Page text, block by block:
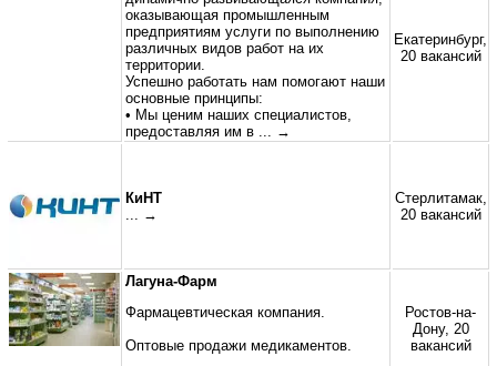
оказывающая промышленным
предприятиям услуги по выполнению
различных видов работ на их
территории.
Успешно работать нам помогают наши
основные принципы:
• Мы ценим наших специалистов,
предоставляя им в
... →
Екатеринбург,
20 вакансий
КиНТ
... →
Стерлитамак,
20 вакансий
Лагуна-Фарм
Фармацевтическая компания.
Оптовые продажи медикаментов.
Ростов-на-
Дону, 20
вакансий